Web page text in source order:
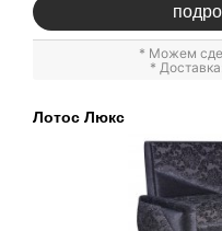
* Можем
*
Лотос Люкс